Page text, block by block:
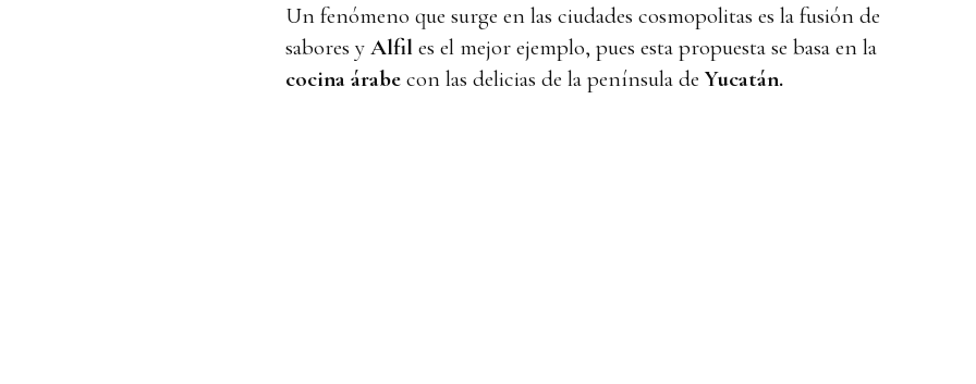
Un fenómeno que surge en las ciudades cosmopolitas es la fusión de
sabores y Alfil es el mejor ejemplo, pues esta propuesta se basa en la
cocina árabe con las delicias de la península de Yucatán.